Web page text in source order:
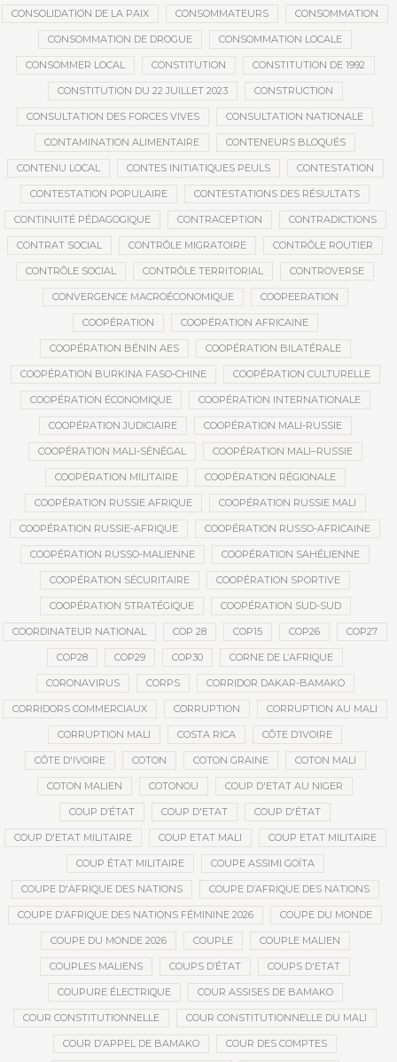
CONSOLIDATION DE LA PAIX CONSOMMATEURS CONSOMMATION
CONSOMMATION DE DROGUE CONSOMMATION LOCALE
CONSOMMER LOCAL CONSTITUTION CONSTITUTION DE 1992
CONSTITUTION DU 22 JUILLET 2023 CONSTRUCTION
CONSULTATION DES FORCES VIVES CONSULTATION NATIONALE
CONTAMINATION ALIMENTAIRE CONTENEURS BLOQUÉS
CONTENU LOCAL CONTES INITIATIQUES PEULS CONTESTATION
CONTESTATION POPULAIRE CONTESTATIONS DES RÉSULTATS
CONTINUITÉ PÉDAGOGIQUE CONTRACEPTION CONTRADICTIONS
CONTRAT SOCIAL CONTRÔLE MIGRATOIRE CONTRÔLE ROUTIER
CONTRÔLE SOCIAL CONTRÔLE TERRITORIAL CONTROVERSE
CONVERGENCE MACROÉCONOMIQUE COOPEERATION
COOPÉRATION COOPÉRATION AFRICAINE
COOPÉRATION BÉNIN AES COOPÉRATION BILATÉRALE
COOPÉRATION BURKINA FASO-CHINE COOPÉRATION CULTURELLE
COOPÉRATION ÉCONOMIQUE COOPÉRATION INTERNATIONALE
COOPÉRATION JUDICIAIRE COOPÉRATION MALI-RUSSIE
COOPÉRATION MALI-SÉNÉGAL COOPÉRATION MALI–RUSSIE
COOPÉRATION MILITAIRE COOPÉRATION RÉGIONALE
COOPÉRATION RUSSIE AFRIQUE COOPÉRATION RUSSIE MALI
COOPÉRATION RUSSIE-AFRIQUE COOPÉRATION RUSSO-AFRICAINE
COOPÉRATION RUSSO-MALIENNE COOPÉRATION SAHÉLIENNE
COOPÉRATION SÉCURITAIRE COOPÉRATION SPORTIVE
COOPÉRATION STRATÉGIQUE COOPÉRATION SUD-SUD
COORDINATEUR NATIONAL COP 28 COP15 COP26 COP27
COP28 COP29 COP30 CORNE DE L’AFRIQUE
CORONAVIRUS CORPS CORRIDOR DAKAR-BAMAKO
CORRIDORS COMMERCIAUX CORRUPTION CORRUPTION AU MALI
CORRUPTION MALI COSTA RICA CÔTE D’IVOIRE
CÔTE D'IVOIRE COTON COTON GRAINE COTON MALI
COTON MALIEN COTONOU COUP D'ETAT AU NIGER
COUP D’ÉTAT COUP D'ETAT COUP D'ÉTAT
COUP D'ETAT MILITAIRE COUP ETAT MALI COUP ETAT MILITAIRE
COUP ÉTAT MILITAIRE COUPE ASSIMI GOÏTA
COUPE D'AFRIQUE DES NATIONS COUPE D’AFRIQUE DES NATIONS
COUPE D’AFRIQUE DES NATIONS FÉMININE 2026 COUPE DU MONDE
COUPE DU MONDE 2026 COUPLE COUPLE MALIEN
COUPLES MALIENS COUPS D’ÉTAT COUPS D'ETAT
COUPURE ÉLECTRIQUE COUR ASSISES DE BAMAKO
COUR CONSTITUTIONNELLE COUR CONSTITUTIONNELLE DU MALI
COUR D’APPEL DE BAMAKO COUR DES COMPTES